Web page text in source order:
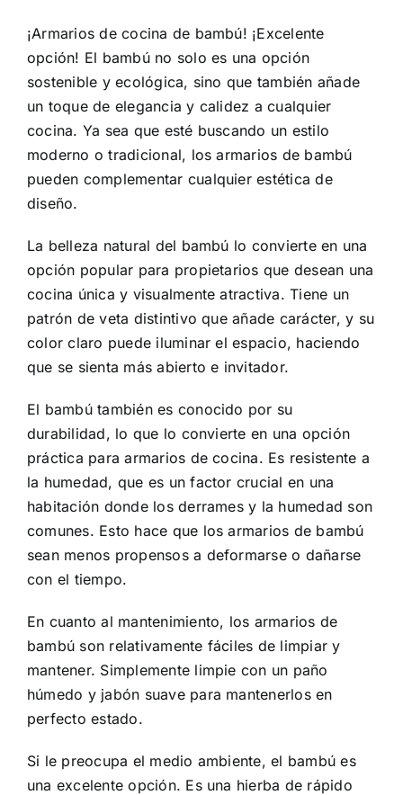
¡Armarios de cocina de bambú! ¡Excelente
opción! El bambú no solo es una opción
sostenible y ecológica, sino que también añade
un toque de elegancia y calidez a cualquier
cocina. Ya sea que esté buscando un estilo
moderno o tradicional, los armarios de bambú
pueden complementar cualquier estética de
diseño.
La belleza natural del bambú lo convierte en una
opción popular para propietarios que desean una
cocina única y visualmente atractiva. Tiene un
patrón de veta distintivo que añade carácter, y su
color claro puede iluminar el espacio, haciendo
que se sienta más abierto e invitador.
El bambú también es conocido por su
durabilidad, lo que lo convierte en una opción
práctica para armarios de cocina. Es resistente a
la humedad, que es un factor crucial en una
habitación donde los derrames y la humedad son
comunes. Esto hace que los armarios de bambú
sean menos propensos a deformarse o dañarse
con el tiempo.
En cuanto al mantenimiento, los armarios de
bambú son relativamente fáciles de limpiar y
mantener. Simplemente limpie con un paño
húmedo y jabón suave para mantenerlos en
perfecto estado.
Si le preocupa el medio ambiente, el bambú es
una excelente opción. Es una hierba de rápido